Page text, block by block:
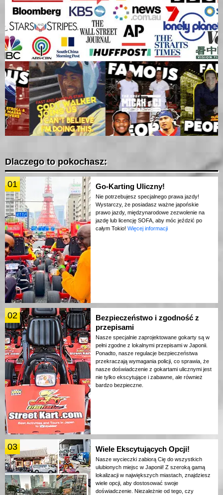
Dlaczego to pokochasz:
01 Go-Karting Uliczny!
Nie potrzebujesz specjalnego prawa jazdy!
Wystarczy, że posiadasz ważne japońskie
prawo jazdy, międzynarodowe zezwolenie na
jazdę lub licencję SOFA, aby móc jeździć po
całym Tokio! Więcej informacji
02
Bezpieczeństwo i zgodność z
przepisami
Nasze specjalnie zaprojektowane gokarty są w
pełni zgodne z lokalnymi przepisami w Japonii.
Ponadto, nasze regulacje bezpieczeństwa
przekraczają wymagania policji, co sprawia, że
nasze doświadczenie z gokartami ulicznymi jest
nie tylko ekscytujące i zabawne, ale również
bardzo bezpieczne.
03 Wiele Ekscytujących Opcji!
Nasze wycieczki zabiorą Cię do wszystkich
ulubionych miejsc w Japonii! Z szeroką gamą
lokalizacji w największych miastach, znajdziesz
wiele opcji, aby dostosować swoje
doświadczenie. Niezależnie od tego, czy